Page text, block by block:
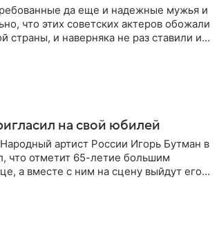
да еще и надежные мужья и
что этих советских актеров обожали
и наверняка не раз ставили их
на свой юбилей
артист России Игорь Бутман в
что отметит 65-летие большим
а вместе с ним на сцену выйдут его